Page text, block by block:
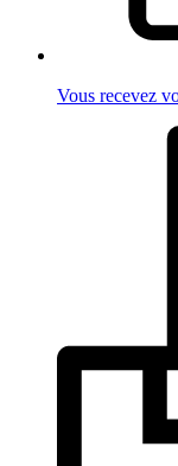
Vous recevez